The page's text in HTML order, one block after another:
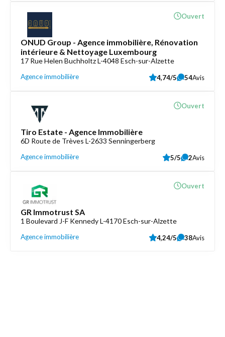
ONUD Group - Agence immobilière, Rénovation
intérieure & Nettoyage Luxembourg
17 Rue Helen Buchholtz L-4048 Esch-sur-Alzette
Agence immobilière
Ouvert
4,74/5 54Avis
Tiro Estate - Agence Immobilière
6D Route de Trèves L-2633 Senningerberg
Agence immobilière
Ouvert
5/5 2Avis
GR Immotrust SA
1 Boulevard J-F Kennedy L-4170 Esch-sur-Alzette
Agence immobilière
Ouvert
4,24/5 38Avis